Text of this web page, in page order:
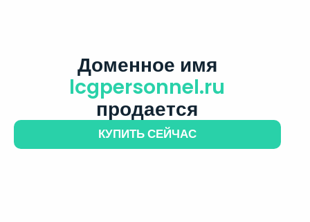
Доменное имя
lcgpersonnel.ru
продается
КУПИТЬ СЕЙЧАС